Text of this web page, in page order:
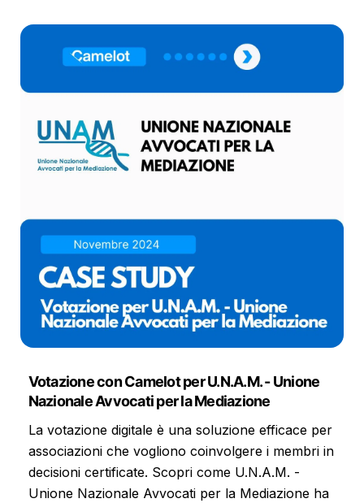
Votazione con Camelot per U.N.A.M. - Unione
Nazionale Avvocati per la Mediazione
La votazione digitale è una soluzione efficace per
associazioni che vogliono coinvolgere i membri in
decisioni certificate. Scopri come U.N.A.M. -
Unione Nazionale Avvocati per la Mediazione ha